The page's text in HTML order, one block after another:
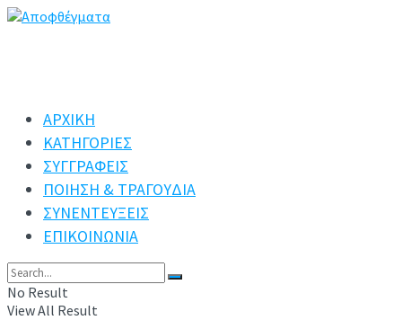
ΑΡΧΙΚΗ
ΚΑΤΗΓΟΡΙΕΣ
ΣΥΓΓΡΑΦΕΙΣ
ΠΟΙΗΣΗ & ΤΡΑΓΟΥΔΙΑ
ΣΥΝΕΝΤΕΥΞΕΙΣ
ΕΠΙΚΟΙΝΩΝΙΑ
No Result
View All Result